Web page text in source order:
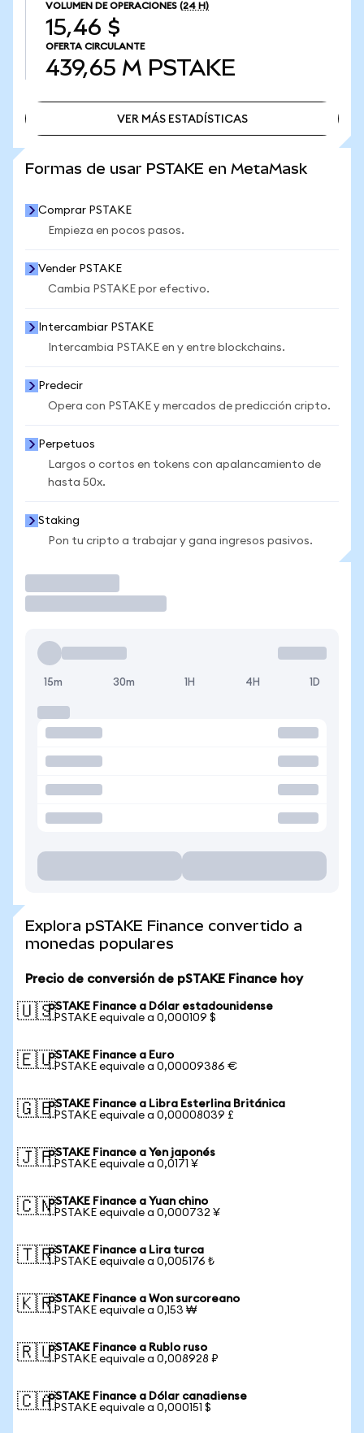
VOLUMEN DE OPERACIONES (24 H)
15,46 $
OFERTA CIRCULANTE
439,65 M PSTAKE
VER MÁS ESTADÍSTICAS
Formas de usar PSTAKE en MetaMask
Comprar PSTAKE
Empieza en pocos pasos.
Vender PSTAKE
Cambia PSTAKE por efectivo.
Intercambiar PSTAKE
Intercambia PSTAKE en y entre blockchains.
Predecir
Opera con PSTAKE y mercados de predicción cripto.
Perpetuos
Largos o cortos en tokens con apalancamiento de
hasta 50x.
Staking
Pon tu cripto a trabajar y gana ingresos pasivos.
15m 30m 1H 4H 1D
Explora pSTAKE Finance convertido a
monedas populares
Precio de conversión de pSTAKE Finance hoy
🇺🇸pSTAKE Finance a Dólar estadounidense
1 PSTAKE equivale a 0,000109 $
🇪🇺pSTAKE Finance a Euro
1 PSTAKE equivale a 0,00009386 €
🇬🇧pSTAKE Finance a Libra Esterlina Británica
1 PSTAKE equivale a 0,00008039 £
🇯🇵pSTAKE Finance a Yen japonés
1 PSTAKE equivale a 0,0171 ¥
🇨🇳pSTAKE Finance a Yuan chino
1 PSTAKE equivale a 0,000732 ¥
🇹🇷pSTAKE Finance a Lira turca
1 PSTAKE equivale a 0,005176 ₺
🇰🇷pSTAKE Finance a Won surcoreano
1 PSTAKE equivale a 0,153 ₩
🇷🇺pSTAKE Finance a Rublo ruso
1 PSTAKE equivale a 0,008928 ₽
🇨🇦pSTAKE Finance a Dólar canadiense
1 PSTAKE equivale a 0,000151 $